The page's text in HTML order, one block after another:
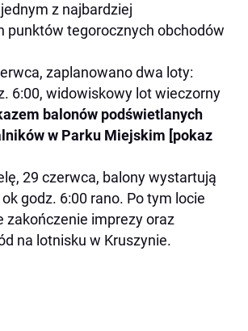
z najbardziej
punktów tegorocznych obchodów
zaplanowano dwa loty:
6:00, widowiskowy lot wieczorny
balonów podświetlanych
w Parku Miejskim [pokaz
29 czerwca, balony wystartują
godz. 6:00 rano. Po tym locie
zakończenie imprezy oraz
na lotnisku w Kruszynie.